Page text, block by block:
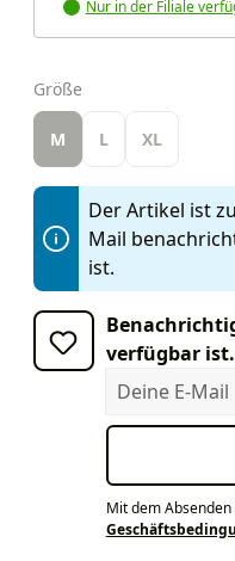
Nur in der Filiale
Größeauswählen
M L XL
Der Artikel ist
Mail
ist.
verfügbar ist.
Deine E-Mail
Mit dem